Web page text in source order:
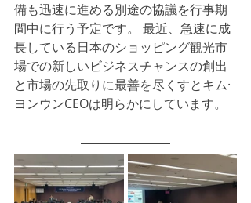
備も迅速に進める別途の協議を行事期
間中に行う予定です。 最近、急速に成
長している日本のショッピング観光市
場での新しいビジネスチャンスの創出
と市場の先取りに最善を尽くすとキム·
ヨンウンCEOは明らかにしています。